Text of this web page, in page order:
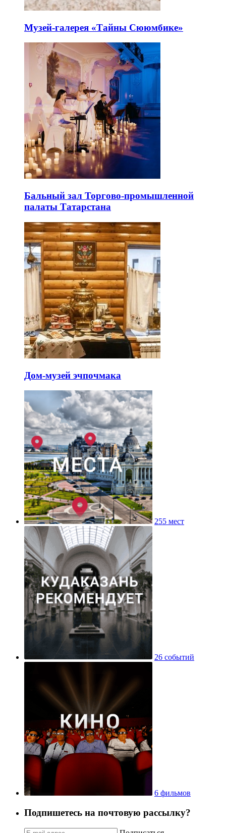
Музей-галерея «Тайны Сююмбике»
Бальный зал Торгово-промышленной
палаты Татарстана
Дом-музей эчпочмака
255 мест
26 событий
6 фильмов
Подпишетесь на почтовую рассылку?